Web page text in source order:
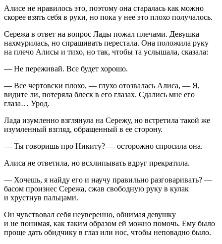
Алисе не нравилось это, поэтому она старалась как можно
скорее взять себя в руки, но пока у нее это плохо получалось.
Сережа в ответ на вопрос Лады пожал плечами. Девушка
нахмурилась, но спрашивать перестала. Она положила руку
на плечо Алисы и тихо, но так, чтобы та услышала, сказала:
— Не переживай. Все будет хорошо.
— Все чертовски плохо, — глухо отозвалась Алиса, — Я,
видите ли, потеряла блеск в его глазах. Сдались мне его
глаза… Урод.
Лада изумленно взглянула на Сережу, но встретила такой же
изумленный взгляд, обращенный в ее сторону.
— Ты говоришь про Никиту? — осторожно спросила она.
Алиса не ответила, но всхлипывать вдруг прекратила.
— Хочешь, я найду его и научу правильно разговаривать? —
басом произнес Сережа, сжав свободную руку в кулак
и хрустнув пальцами.
Он чувствовал себя неуверенно, обнимая девушку
и не понимая, как таким образом ей можно помочь. Ему было
проще дать обидчику в глаз или нос, чтобы неповадно было.